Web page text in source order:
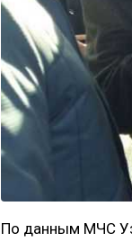
По данным МЧС